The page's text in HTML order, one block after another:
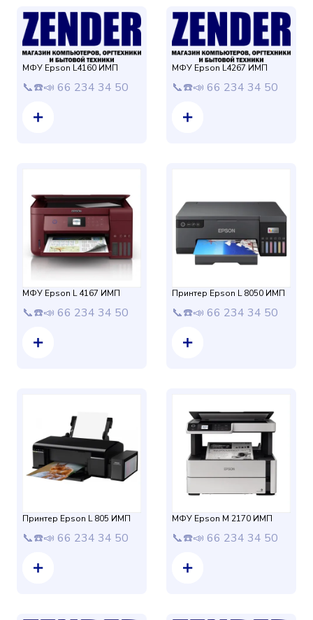
МФУ Epson L4160 ИМП
📞☎️📣 66 234 34 50
МФУ Epson L4267 ИМП
📞☎️📣 66 234 34 50
МФУ Epson L 4167 ИМП
📞☎️📣 66 234 34 50
Принтер Epson L 8050 ИМП
📞☎️📣 66 234 34 50
Принтер Epson L 805 ИМП
📞☎️📣 66 234 34 50
МФУ Epson M 2170 ИМП
📞☎️📣 66 234 34 50